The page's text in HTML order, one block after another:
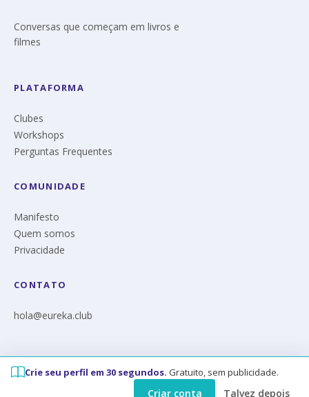
Conversas que começam em livros e
filmes
PLATAFORMA
Clubes
Workshops
Perguntas Frequentes
COMUNIDADE
Manifesto
Quem somos
Privacidade
CONTATO
hola@eureka.club
© Eureka 2026
Crie seu perfil em 30 segundos. Gratuito, sem publicidade.
Criar conta Talvez depois